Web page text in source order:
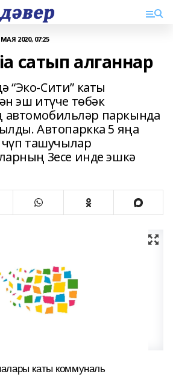
2020, 07:25
сатып алганнар
“Эко-Сити” каты
эш итүче төбәк
паркында
Автопаркка 5 яңа
чүп ташучылар
3есе инде эшкә
каты коммуналь